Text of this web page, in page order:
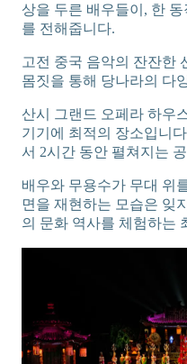
상을 두른 배우들이, 한
를 전해줍니다.
고전 중국 음악의 잔잔한
몸짓을 통해 당나라의 다
산시 그랜드 오페라 하우
기기에 최적의 장소입니
서 2시간 동안 펼쳐지는
배우와 무용수가 무대 위
면을 재현하는 모습은 잊
의 문화 역사를 체험하는